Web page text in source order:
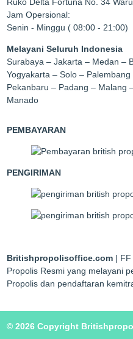
Jam Opersional:
Senin - Minggu ( 08:00 - 21:00)
Melayani Seluruh Indonesia
Surabaya – Jakarta – Medan –
Yogyakarta – Solo –
Pekanbaru – Padang – Malang
Manado
PEMBAYARAN
PENGIRIMAN
Britishpropolisoffice.com | FF
Propolis Resmi yang melayani
Propolis dan pendaftaran
© 2026 Copyright